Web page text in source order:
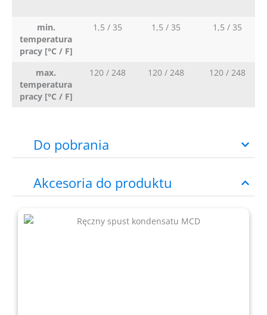
min.
temperatura
pracy [°C / F]
1,5 / 35 1,5 / 35 1,5 / 35
max.
temperatura
pracy [°C / F]
120 / 248 120 / 248 120 / 248
Do pobrania
Akcesoria do produktu